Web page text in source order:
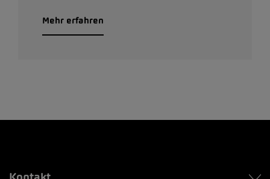
Mehr erfahren